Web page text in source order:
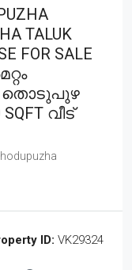
TALUK
FOR SALE
തൊടുപുഴ
വീട്
ID: VK29324